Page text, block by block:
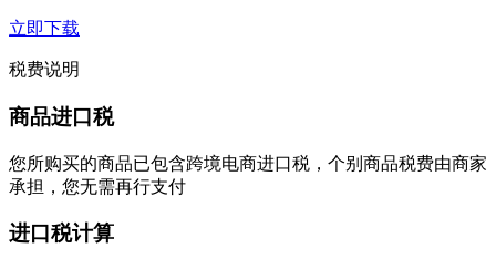
立即下载
税费说明
商品进口税
您所购买的商品已包含跨境电商进口税，个别商品税费由商家
承担，您无需再行支付
进口税计算